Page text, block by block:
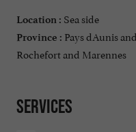
Location : Sea side
Province : Pays dAunis
Rochefort and Marennes
Services